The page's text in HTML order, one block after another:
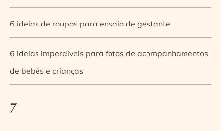
6 ideias de roupas para ensaio de gestante
6 ideias imperdíveis para fotos de acompanhamentos
de bebês e crianças
7